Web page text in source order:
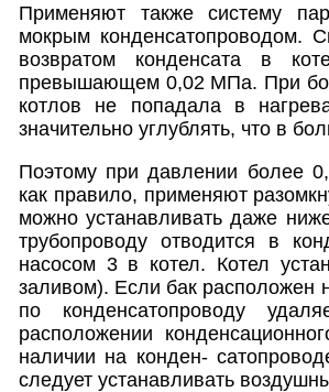
Применяют также систему
мокрым конденсатопроводом.
возвратом конденсата в
превышающем 0,02 МПа. При
котлов не попадала в
значительно углублять, что в
Поэтому при давлении более
как правило, применяют
можно устанавливать даже
трубопроводу отводится в
насосом 3 в котел. Котел
заливом). Если бак расположен
по конденсатопроводу
расположении
наличии на конден-
следует устанавливать